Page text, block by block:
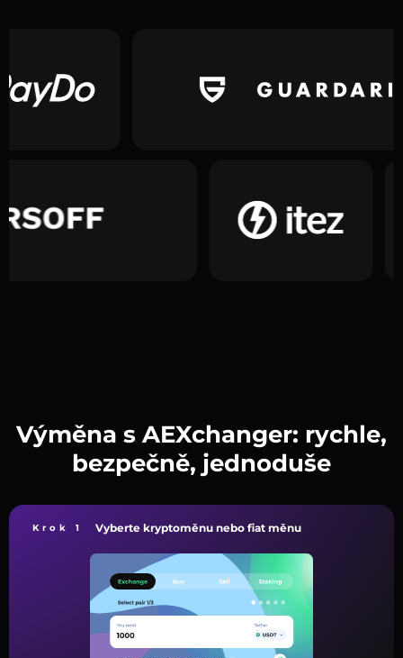
Výměna s AEXchanger: rychle,
bezpečně, jednoduše
Krok 1 Vyberte kryptoměnu nebo fiat měnu